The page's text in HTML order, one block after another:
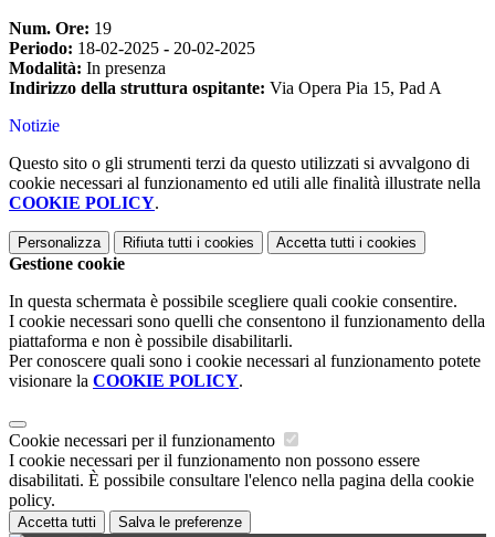
Num. Ore: 19
Periodo: 18-02-2025 - 20-02-2025
Modalità: In presenza
Indirizzo della struttura ospitante: Via Opera Pia 15, Pad A
Notizie
Questo sito o gli strumenti terzi da questo utilizzati si avvalgono di
cookie necessari al funzionamento ed utili alle finalità illustrate nella
COOKIE POLICY.
Personalizza Rifiuta tutti i cookies Accetta tutti i cookies
Gestione cookie
In questa schermata è possibile scegliere quali cookie consentire.
I cookie necessari sono quelli che consentono il funzionamento della
piattaforma e non è possibile disabilitarli.
Per conoscere quali sono i cookie necessari al funzionamento potete
visionare la COOKIE POLICY.
Cookie necessari per il funzionamento
I cookie necessari per il funzionamento non possono essere
disabilitati. È possibile consultare l'elenco nella pagina della cookie
policy.
Accetta tutti Salva le preferenze